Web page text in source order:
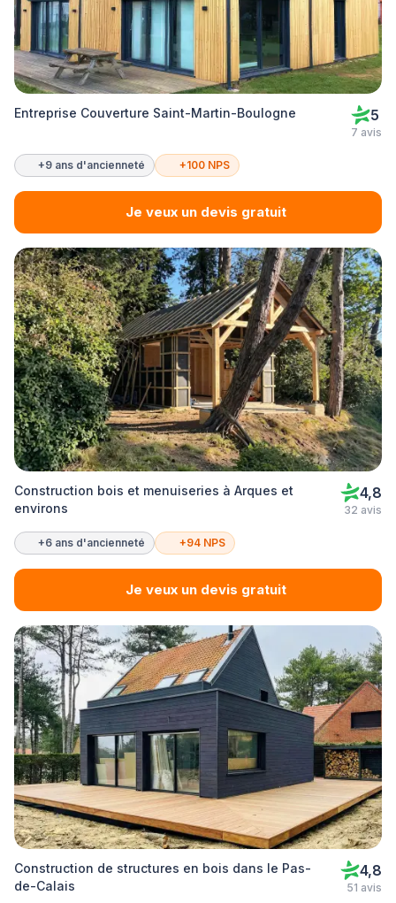
Entreprise Couverture Saint-Martin-Boulogne 5
7 avis
+9 ans d'ancienneté +100 NPS
Je veux un devis gratuit
Construction bois et menuiseries à Arques et
environs
4,8
32 avis
+6 ans d'ancienneté +94 NPS
Je veux un devis gratuit
Construction de structures en bois dans le Pas-
de-Calais
4,8
51 avis